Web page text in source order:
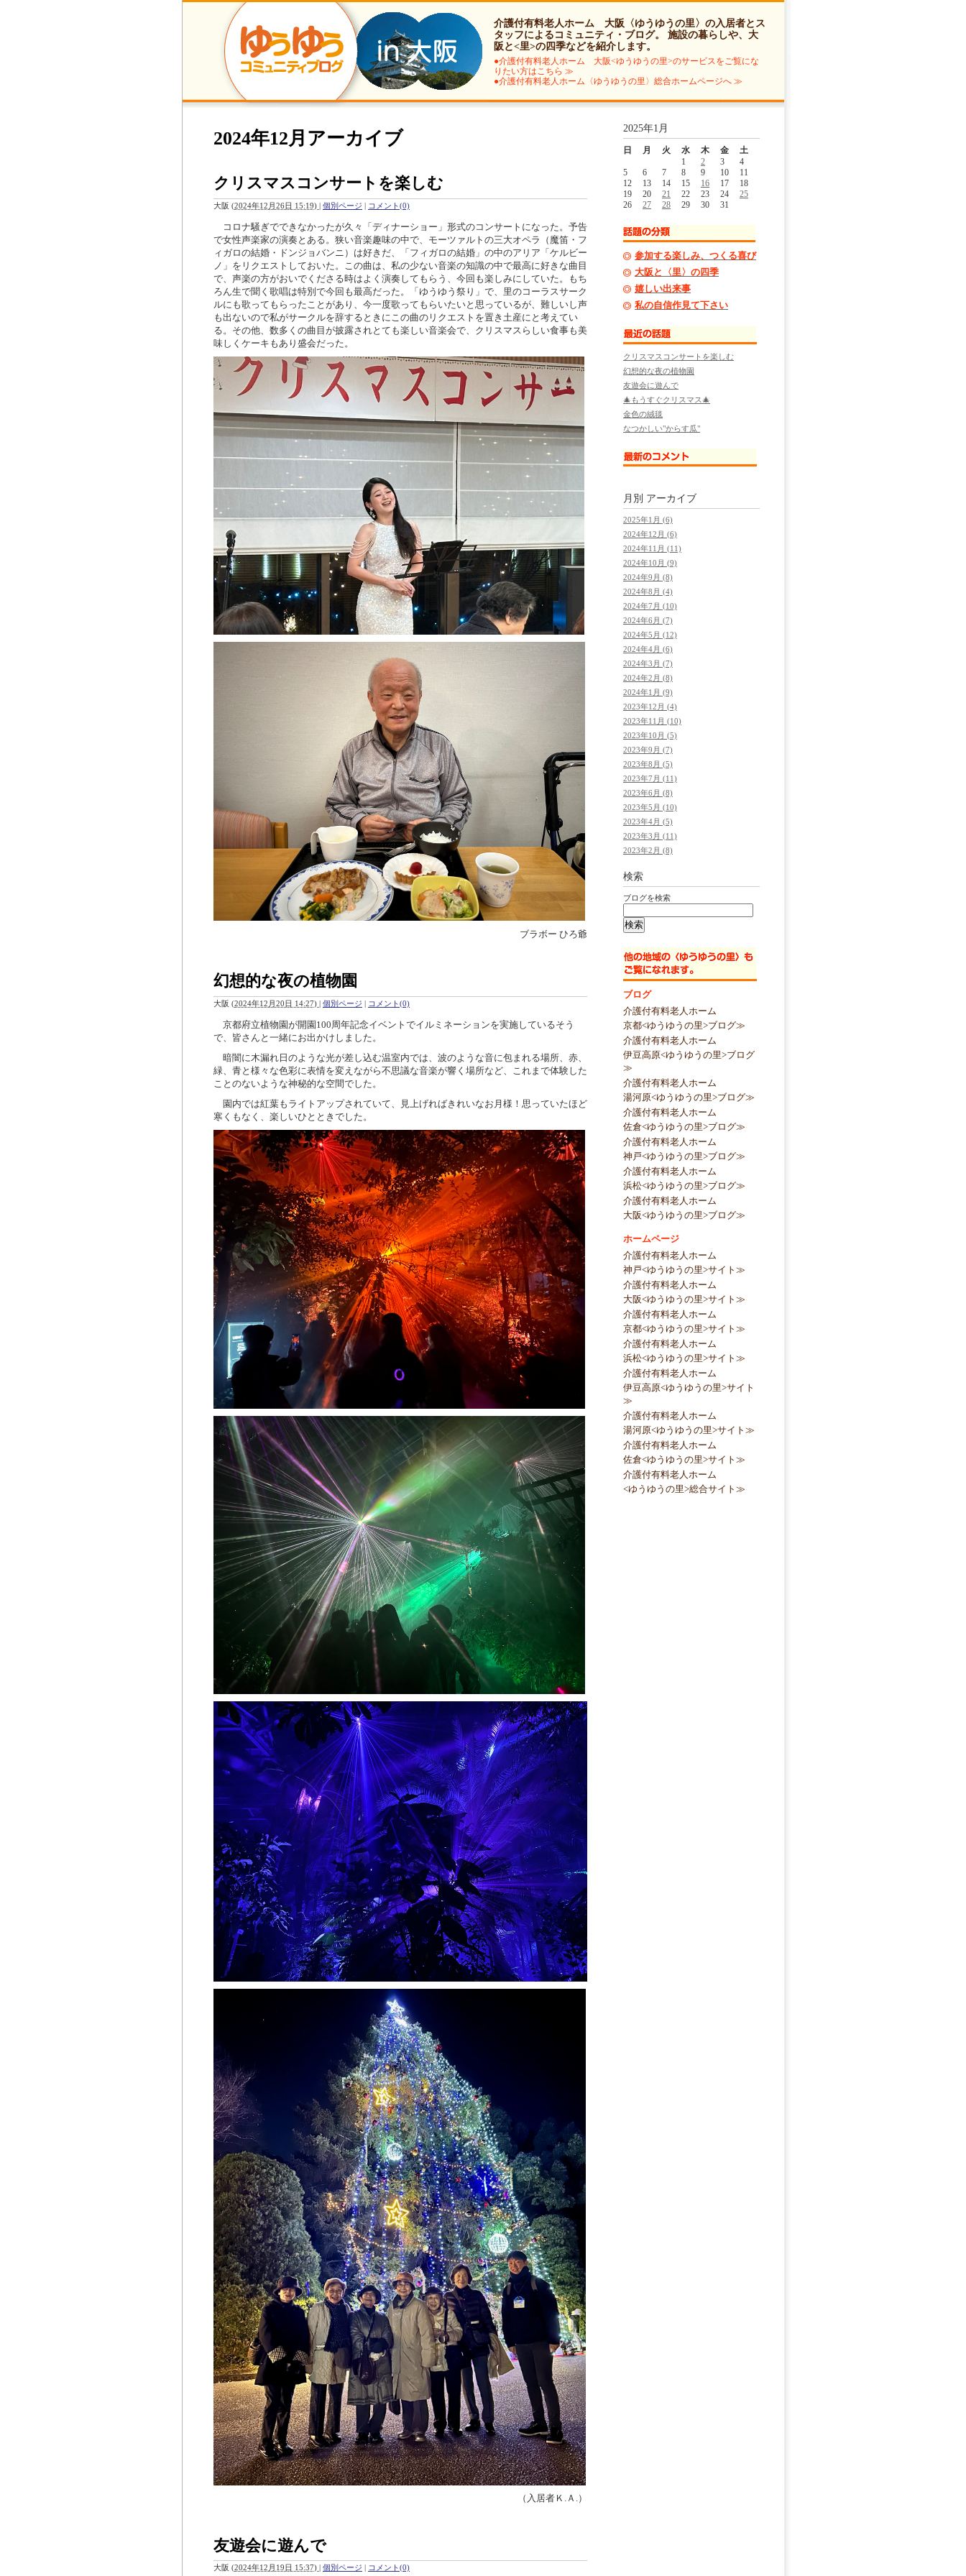
介護付有料老人ホーム 大阪〈ゆうゆうの里〉の入居者とス
タッフによるコミュニティ・ブログ。 施設の暮らしや、大
阪と<里>の四季などを紹介します。
●介護付有料老人ホーム 大阪<ゆうゆうの里>のサービスをご覧にな
りたい方はこちら ≫
●介護付有料老人ホーム〈ゆうゆうの里〉総合ホームページへ ≫
2024年12月アーカイブ
クリスマスコンサートを楽しむ
大阪 (2024年12月26日 15:19) | 個別ページ | コメント(0)
コロナ騒ぎでできなかったが久々「ディナーショー」形式のコンサートになった。予告
で女性声楽家の演奏とある。狭い音楽趣味の中で、モーツァルトの三大オペラ（魔笛・フ
ィガロの結婚・ドンジョバンニ）は好きだ、「フィガロの結婚」の中のアリア「ケルビー
ノ」をリクエストしておいた。この曲は、私の少ない音楽の知識の中で最高に好きな曲目
で、声楽の方がおいでくださる時はよく演奏してもらう、今回も楽しみにしていた。もち
ろん生で聞く歌唱は特別で今回も最高だった。「ゆうゆう祭り」で、里のコーラスサーク
ルにも歌ってもらったことがあり、今一度歌ってもらいたいと思っているが、難しいし声
も出ないので私がサークルを辞するときにこの曲のリクエストを置き土産にと考えてい
る。その他、数多くの曲目が披露されとても楽しい音楽会で、クリスマスらしい食事も美
味しくケーキもあり盛会だった。
ブラボー ひろ爺
幻想的な夜の植物園
大阪 (2024年12月20日 14:27) | 個別ページ | コメント(0)
京都府立植物園が開園100周年記念イベントでイルミネーションを実施しているそう
で、皆さんと一緒にお出かけしました。
暗闇に木漏れ日のような光が差し込む温室内では、波のような音に包まれる場所、赤、
緑、青と様々な色彩に表情を変えながら不思議な音楽が響く場所など、これまで体験した
ことのないような神秘的な空間でした。
園内では紅葉もライトアップされていて、見上げればきれいなお月様！思っていたほど
寒くもなく、楽しいひとときでした。
（入居者Ｋ.Ａ.）
友遊会に遊んで
大阪 (2024年12月19日 15:37) 個別ページ コメント(0)
2025年1月
日 月 火 水 木 金
土
1
2 3
4
5
6 7 8 9 10
11
12
13 14 15 16 17
18
19
20 21 22 23 24
25
26
27 28 29 30 31
参加する楽しみ、つくる喜び
大阪と〈里〉の四季
嬉しい出来事
私の自信作見て下さい
クリスマスコンサートを楽しむ
幻想的な夜の植物園
友遊会に遊んで
🎄もうすぐクリスマス🎄
金色の絨毯
なつかしい"からす瓜"
月別 アーカイブ
2025年1月 (6)
2024年12月 (6)
2024年11月 (11)
2024年10月 (9)
2024年9月 (8)
2024年8月 (4)
2024年7月 (10)
2024年6月 (7)
2024年5月 (12)
2024年4月 (6)
2024年3月 (7)
2024年2月 (8)
2024年1月 (9)
2023年12月 (4)
2023年11月 (10)
2023年10月 (5)
2023年9月 (7)
2023年8月 (5)
2023年7月 (11)
2023年6月 (8)
2023年5月 (10)
2023年4月 (5)
2023年3月 (11)
2023年2月 (8)
検索
ブログを検索
ブログ
介護付有料老人ホーム
京都<ゆうゆうの里>ブログ≫
介護付有料老人ホーム
伊豆高原<ゆうゆうの里>ブログ
≫
介護付有料老人ホーム
湯河原<ゆうゆうの里>ブログ≫
介護付有料老人ホーム
佐倉<ゆうゆうの里>ブログ≫
介護付有料老人ホーム
神戸<ゆうゆうの里>ブログ≫
介護付有料老人ホーム
浜松<ゆうゆうの里>ブログ≫
介護付有料老人ホーム
大阪<ゆうゆうの里>ブログ≫
ホームページ
介護付有料老人ホーム
神戸<ゆうゆうの里>サイト≫
介護付有料老人ホーム
大阪<ゆうゆうの里>サイト≫
介護付有料老人ホーム
京都<ゆうゆうの里>サイト≫
介護付有料老人ホーム
浜松<ゆうゆうの里>サイト≫
介護付有料老人ホーム
伊豆高原<ゆうゆうの里>サイト
≫
介護付有料老人ホーム
湯河原<ゆうゆうの里>サイト≫
介護付有料老人ホーム
佐倉<ゆうゆうの里>サイト≫
介護付有料老人ホーム
<ゆうゆうの里>総合サイト≫